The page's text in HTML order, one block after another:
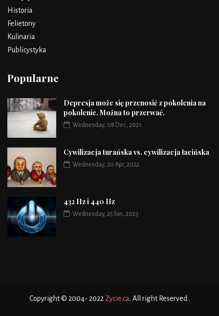
Historia
Felietony
Kulinaria
Publicystyka
Popularne
Depresja może się przenosić z pokolenia na
pokolenie. Można to przerwać.
Wednesday, 08 Dec, 2021
Cywilizacja turańska vs. cywilizacja łacińska
Wednesday, 20 Apr, 2022
432 Hz i 440 Hz
Wednesday, 25 Jan, 2023
Copyright © 2004- 2022 Zycie.ca. All right Reserved .